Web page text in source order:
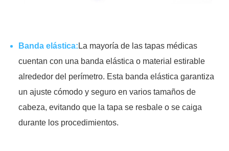
Banda elástica: La mayoría de las tapas médicas
cuentan con una banda elástica o material estirable
alrededor del perímetro. Esta banda elástica garantiza
un ajuste cómodo y seguro en varios tamaños de
cabeza, evitando que la tapa se resbale o se caiga
durante los procedimientos.